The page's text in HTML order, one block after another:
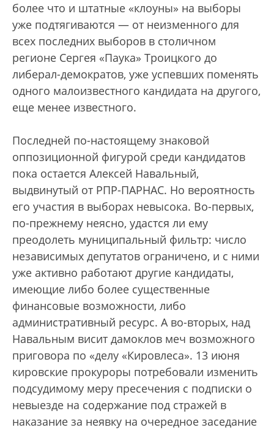
более что и штатные «клоуны» на выборы
уже подтягиваются — от неизменного для
всех последних выборов в столичном
регионе Сергея «Паука» Троицкого до
либерал-демократов, уже успевших поменять
одного малоизвестного кандидата на другого,
еще менее известного.
Последней по-настоящему знаковой
оппозиционной фигурой среди кандидатов
пока остается Алексей Навальный,
выдвинутый от РПР-ПАРНАС. Но вероятность
его участия в выборах невысока. Во-первых,
по-прежнему неясно, удастся ли ему
преодолеть муниципальный фильтр: число
независимых депутатов ограничено, и с ними
уже активно работают другие кандидаты,
имеющие либо более существенные
финансовые возможности, либо
административный ресурс. А во-вторых, над
Навальным висит дамоклов меч возможного
приговора по «делу «Кировлеса». 13 июня
кировские прокуроры потребовали изменить
подсудимому меру пресечения с подписки о
невыезде на содержание под стражей в
наказание за неявку на очередное заседание